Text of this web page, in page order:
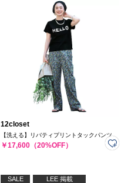
12closet
【洗える】リバティプリントタックパンツ
￥17,600（20%OFF）
SALE LEE 掲載